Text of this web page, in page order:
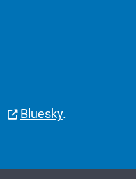
Bluesky.